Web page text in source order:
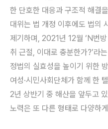
한 단호한 대응과 구조적 해결
대위는 법 개정 이후에도 법의
제기하며, 2021년 12월 ‘N번
취 근절, 이대로 충분한가?’라
정법의 실효성을 높이기 위한
여성·시민사회단체가 함께 한
2년 상반기 중 해산을 앞두고
노력은 또 다른 형태로 다양하